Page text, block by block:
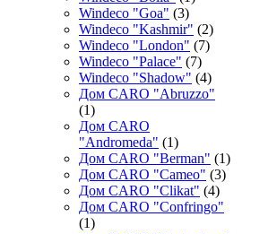
Windeco "Goa" (3)
Windeco "Kashmir" (2)
Windeco "London" (7)
Windeco "Palace" (7)
Windeco "Shadow" (4)
Дом CARO "Abruzzo"
(1)
Дом CARO
"Andromeda" (1)
Дом CARO "Berman" (1)
Дом CARO "Cameo" (3)
Дом CARO "Clikat" (4)
Дом CARO "Confringo"
(1)